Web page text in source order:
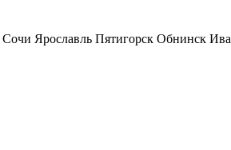
Сочи Ярославль Пятигорск Обнинск